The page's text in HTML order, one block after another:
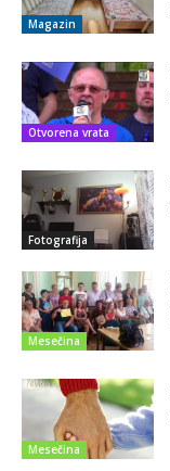
Magazin
Otvorena vrata
Fotografija
Mesečina
Mesečina